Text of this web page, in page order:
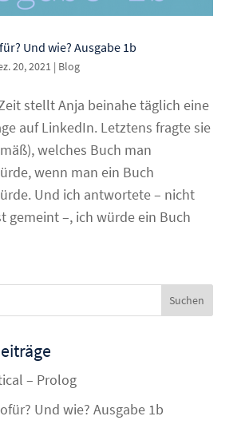
Und wie? Ausgabe 1b
20, 2021 | Blog
stellt Anja beinahe täglich eine
auf LinkedIn. Letztens fragte sie
welches Buch man
wenn man ein Buch
Und ich antwortete – nicht
gemeint –, ich würde ein Buch
– Prolog
Und wie? Ausgabe 1b